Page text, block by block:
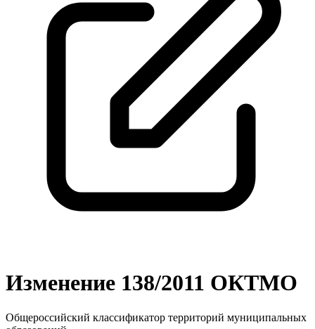
Изменение 138/2011 ОКТМО
Общероссийский классификатор территорий муниципальных